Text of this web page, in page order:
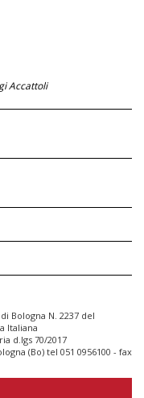
Accattoli
Bologna N. 2237 del
Italiana
d.lgs 70/2017
(Bo) tel 051 0956100 - fax